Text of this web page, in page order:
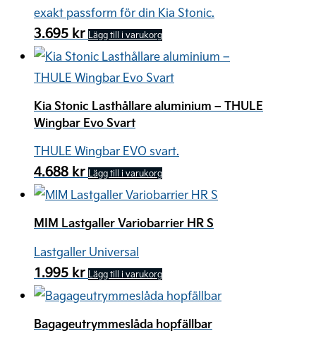
exakt passform för din Kia Stonic.
3.695 kr Lägg till i varukorg
Kia Stonic Lasthållare aluminium – THULE
Wingbar Evo Svart
THULE Wingbar EVO svart.
4.688 kr Lägg till i varukorg
MIM Lastgaller Variobarrier HR S
Lastgaller Universal
1.995 kr Lägg till i varukorg
Bagageutrymmeslåda hopfällbar